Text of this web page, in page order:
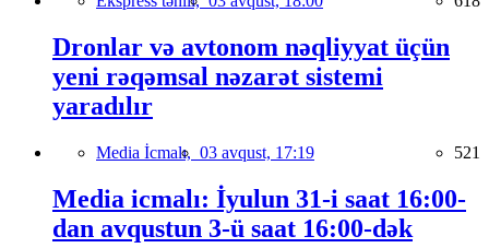
Dronlar və avtonom nəqliyyat üçün
yeni rəqəmsal nəzarət sistemi
yaradılır
Media İcmalı, 03 avqust, 17:19 521
Media icmalı: İyulun 31-i saat 16:00-
dan avqustun 3-ü saat 16:00-dək